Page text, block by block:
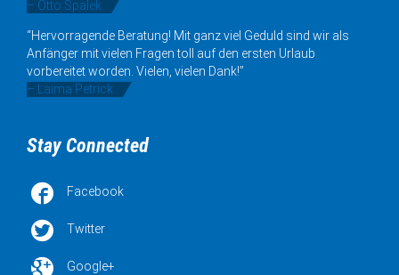
– Otto Spalek
“Hervorragende Beratung! Mit ganz viel Geduld sind wir als
Anfänger mit vielen Fragen toll auf den ersten Urlaub
vorbereitet worden. Vielen, vielen Dank!”
– Laima Petrick
Stay Connected
 Facebook
 Twitter
 Google+